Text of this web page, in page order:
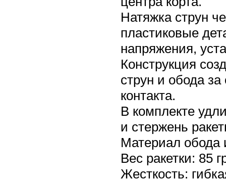
Натяжка струн
пластиковые
напряжения,
Конструкция
струн и обода за
контакта.
В комплекте
и стержень
Материал обода
Вес ракетки: 85
Жесткость: